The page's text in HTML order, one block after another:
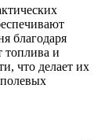
благодаря
топлива и
что делает их